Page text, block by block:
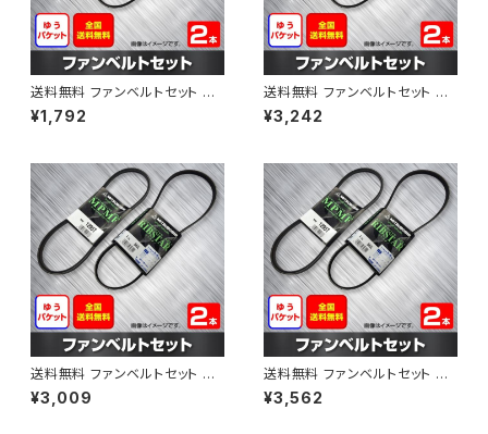
送料無料 ファンベルトセット 三
菱 ミニキャブ 型式U42TP H0
5.12～H11.08 （国内トップメー
¥1,792
送料無料 ファンベルトセット 三
菱 タウンボックスワイド 型式U
65W H11.04～H13.05 （国内
¥3,242
送料無料 ファンベルトセット 三
菱 ブラボー 型式U44V H05.12
～H11.08 （国内トップメーカ
¥3,009
送料無料 ファンベルトセット 三
菱 デリカ 型式SK82LM H14.0
8～H22.07 （国内トップメーカ
¥3,562